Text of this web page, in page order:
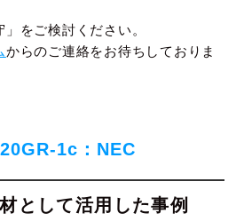
をご検討ください。
からのご連絡をお待ちしておりま
1c：NEC
として活用した事例